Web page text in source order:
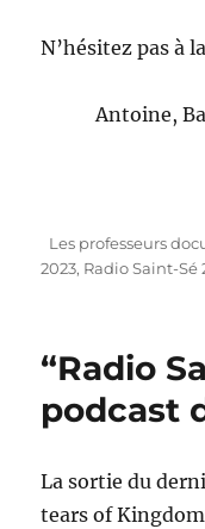
N’hésitez pas à
Antoine,
Auteur
Les professeurs
2023, Radio Saint-Sé
“Radio
podcast
La sortie du
tears of